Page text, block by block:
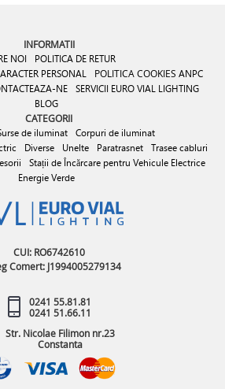
INFORMATII
NOI
POLITICA DE RETUR
PERSONAL
POLITICA COOKIES ANPC
NE SERVICII EURO VIAL LIGHTING
BLOG
CATEGORII
de iluminat
Corpuri de iluminat
Diverse Unelte Paratrasnet
Trasee cabluri
Stații de Încărcare pentru Vehicule Electrice
Energie Verde
CUI: RO6742610
Comert: J1994005279134
0241 55.81.81
0241 51.66.11
Str. Nicolae Filimon nr.23
Constanta